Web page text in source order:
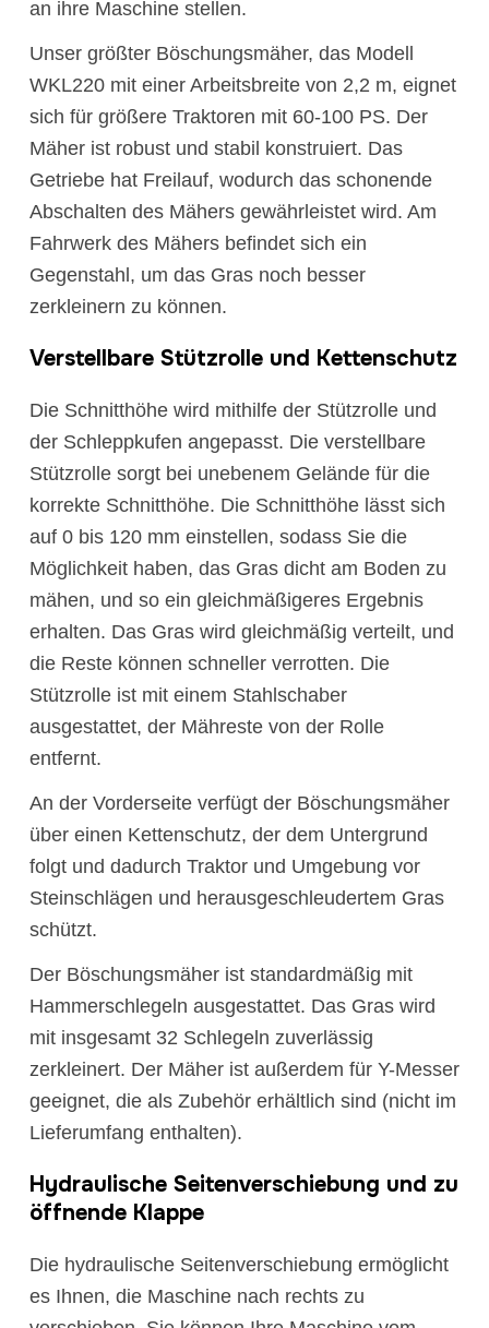
an ihre Maschine stellen.
Unser größter Böschungsmäher, das Modell
WKL220 mit einer Arbeitsbreite von 2,2 m, eignet
sich für größere Traktoren mit 60-100 PS. Der
Mäher ist robust und stabil konstruiert. Das
Getriebe hat Freilauf, wodurch das schonende
Abschalten des Mähers gewährleistet wird. Am
Fahrwerk des Mähers befindet sich ein
Gegenstahl, um das Gras noch besser
zerkleinern zu können.
Verstellbare Stützrolle und Kettenschutz
Die Schnitthöhe wird mithilfe der Stützrolle und
der Schleppkufen angepasst. Die verstellbare
Stützrolle sorgt bei unebenem Gelände für die
korrekte Schnitthöhe. Die Schnitthöhe lässt sich
auf 0 bis 120 mm einstellen, sodass Sie die
Möglichkeit haben, das Gras dicht am Boden zu
mähen, und so ein gleichmäßigeres Ergebnis
erhalten. Das Gras wird gleichmäßig verteilt, und
die Reste können schneller verrotten. Die
Stützrolle ist mit einem Stahlschaber
ausgestattet, der Mähreste von der Rolle
entfernt.
An der Vorderseite verfügt der Böschungsmäher
über einen Kettenschutz, der dem Untergrund
folgt und dadurch Traktor und Umgebung vor
Steinschlägen und herausgeschleudertem Gras
schützt.
Der Böschungsmäher ist standardmäßig mit
Hammerschlegeln ausgestattet. Das Gras wird
mit insgesamt 32 Schlegeln zuverlässig
zerkleinert. Der Mäher ist außerdem für Y-Messer
geeignet, die als Zubehör erhältlich sind (nicht im
Lieferumfang enthalten).
Hydraulische Seitenverschiebung und zu
öffnende Klappe
Die hydraulische Seitenverschiebung ermöglicht
es Ihnen, die Maschine nach rechts zu